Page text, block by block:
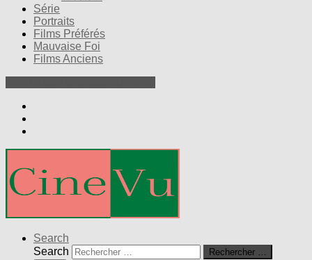
Série
Portraits
Films Préférés
Mauvaise Foi
Films Anciens
Search
Search
Rechercher …